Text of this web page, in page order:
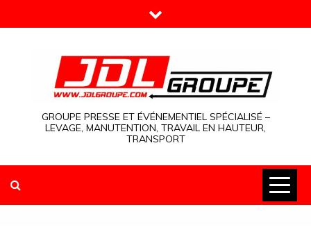
to
GROUPE PRESSE ET ÉVÉNEMENTIEL SPÉCIALISÉ –
LEVAGE, MANUTENTION, TRAVAIL EN HAUTEUR,
TRANSPORT